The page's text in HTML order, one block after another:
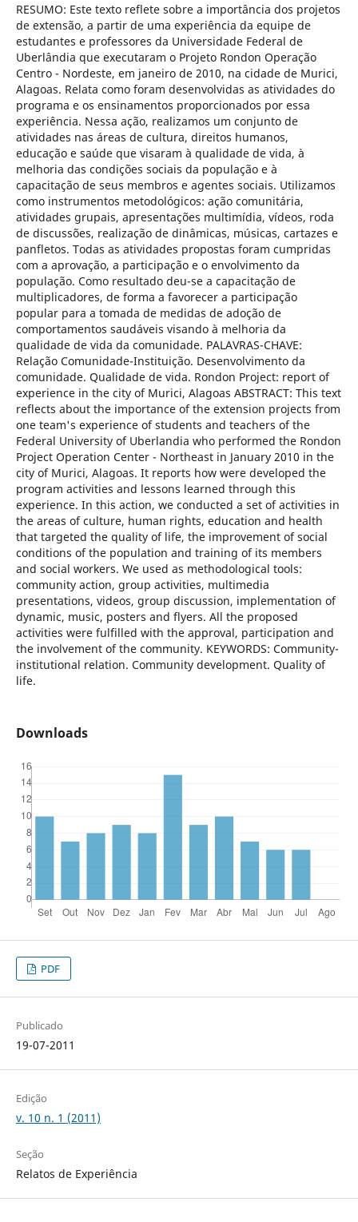
RESUMO: Este texto reflete sobre a importância dos projetos
de extensão, a partir de uma experiência da equipe de
estudantes e professores da Universidade Federal de
Uberlândia que executaram o Projeto Rondon Operação
Centro - Nordeste, em janeiro de 2010, na cidade de Murici,
Alagoas. Relata como foram desenvolvidas as atividades do
programa e os ensinamentos proporcionados por essa
experiência. Nessa ação, realizamos um conjunto de
atividades nas áreas de cultura, direitos humanos,
educação e saúde que visaram à qualidade de vida, à
melhoria das condições sociais da população e à
capacitação de seus membros e agentes sociais. Utilizamos
como instrumentos metodológicos: ação comunitária,
atividades grupais, apresentações multimídia, vídeos, roda
de discussões, realização de dinâmicas, músicas, cartazes e
panfletos. Todas as atividades propostas foram cumpridas
com a aprovação, a participação e o envolvimento da
população. Como resultado deu-se a capacitação de
multiplicadores, de forma a favorecer a participação
popular para a tomada de medidas de adoção de
comportamentos saudáveis visando à melhoria da
qualidade de vida da comunidade. PALAVRAS-CHAVE:
Relação Comunidade-Instituição. Desenvolvimento da
comunidade. Qualidade de vida. Rondon Project: report of
experience in the city of Murici, Alagoas ABSTRACT: This text
reflects about the importance of the extension projects from
one team's experience of students and teachers of the
Federal University of Uberlandia who performed the Rondon
Project Operation Center - Northeast in January 2010 in the
city of Murici, Alagoas. It reports how were developed the
program activities and lessons learned through this
experience. In this action, we conducted a set of activities in
the areas of culture, human rights, education and health
that targeted the quality of life, the improvement of social
conditions of the population and training of its members
and social workers. We used as methodological tools:
community action, group activities, multimedia
presentations, videos, group discussion, implementation of
dynamic, music, posters and flyers. All the proposed
activities were fulfilled with the approval, participation and
the involvement of the community. KEYWORDS: Community-
institutional relation. Community development. Quality of
life.
Downloads
PDF
Publicado
19-07-2011
Edição
v. 10 n. 1 (2011)
Seção
Relatos de Experiência